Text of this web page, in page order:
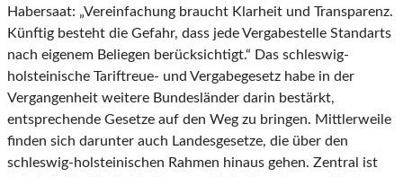
Habersaat: „Vereinfachung braucht Klarheit und Transparenz.
Künftig besteht die Gefahr, dass jede Vergabestelle Standarts
nach eigenem Beliegen berücksichtigt.“ Das schleswig-
holsteinische Tariftreue- und Vergabegesetz habe in der
Vergangenheit weitere Bundesländer darin bestärkt,
entsprechende Gesetze auf den Weg zu bringen. Mittlerweile
finden sich darunter auch Landesgesetze, die über den
schleswig-holsteinischen Rahmen hinaus gehen. Zentral ist